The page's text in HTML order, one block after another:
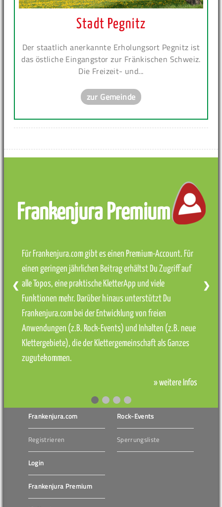
Stadt Pegnitz
Der staatlich anerkannte Erholungsort Pegnitz ist
das östliche Eingangstor zur Fränkischen Schweiz.
Die Freizeit- und...
zur Gemeinde
Frankenjura Premium
Für Frankenjura.com gibt es einen Premium-Account. Für
einen geringen jährlichen Beitrag erhältst Du Zugriff auf
alle Topos, eine praktische KletterApp und viele
Funktionen mehr. Darüber hinaus unterstützt Du
Frankenjura.com bei der Entwicklung von freien
Anwendungen (z.B. Rock-Events) und Inhalten (z.B. neue
Klettergebiete), die der Klettergemeinschaft als Ganzes
zugutekommen.
» weitere Infos
❮ ❯
Frankenjura.com
Registrieren
Login
Frankenjura Premium
Rock-Events
Sperrungsliste